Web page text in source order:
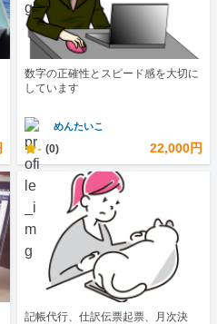
数字の正確性とスピード感を大切に
しています
めんたいこ
- (0) 22,000円
記帳代行、仕訳伝票起票、月次決